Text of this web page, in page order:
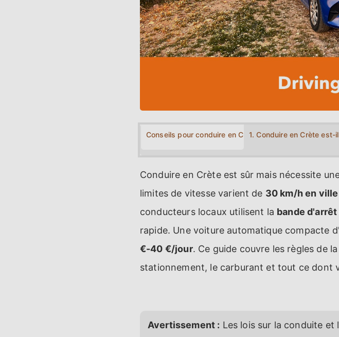
Conseils pour conduire en Crète en un coup d'œil
1. Conduire en Crète est-
Conduire en Crète est sûr mais nécessite
limites de vitesse varient de 30 km/h en
conducteurs locaux utilisent la bande
rapide. Une voiture automatique compacte
€-40 €/jour. Ce guide couvre les règles de
stationnement, le carburant et tout ce dont
Avertissement : Les lois sur la conduite